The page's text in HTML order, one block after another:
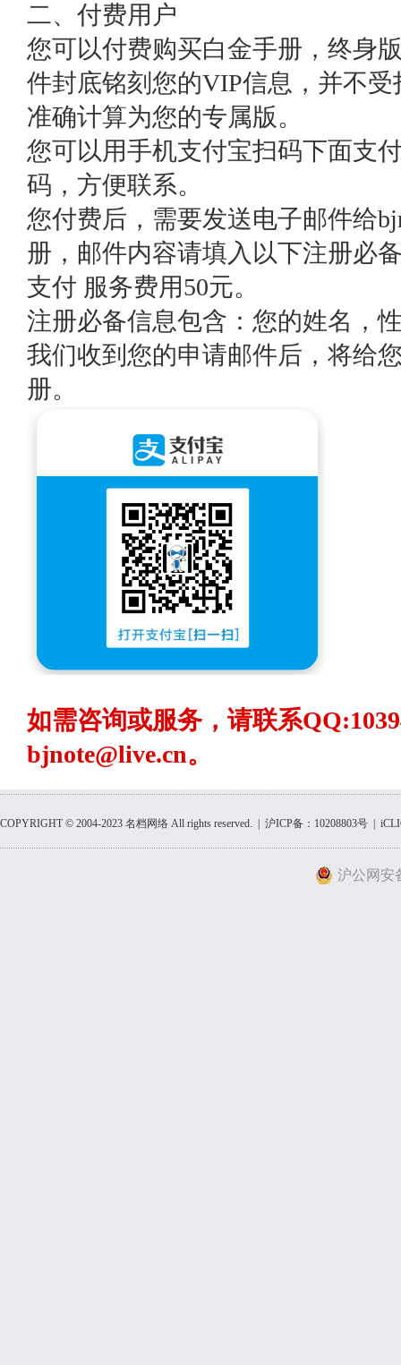
二、付费用户
您可以付费购买白金手册，终身
件封底铭刻您的VIP信息，并不
准确计算为您的专属版。
您可以用手机支付宝扫码下面支
码，方便联系。
您付费后，需要发送电子邮件给
册，邮件内容请填入以下注册必
支付 服务费用50元。
注册必备信息包含：您的姓名，
我们收到您的申请邮件后，将给
册。
如需咨询或服务，请联系
bjnote@live.cn。
COPYRIGHT © 2004-2023 名档网络 All rights reserved. | 沪ICP备：10208803号 |
沪公网安